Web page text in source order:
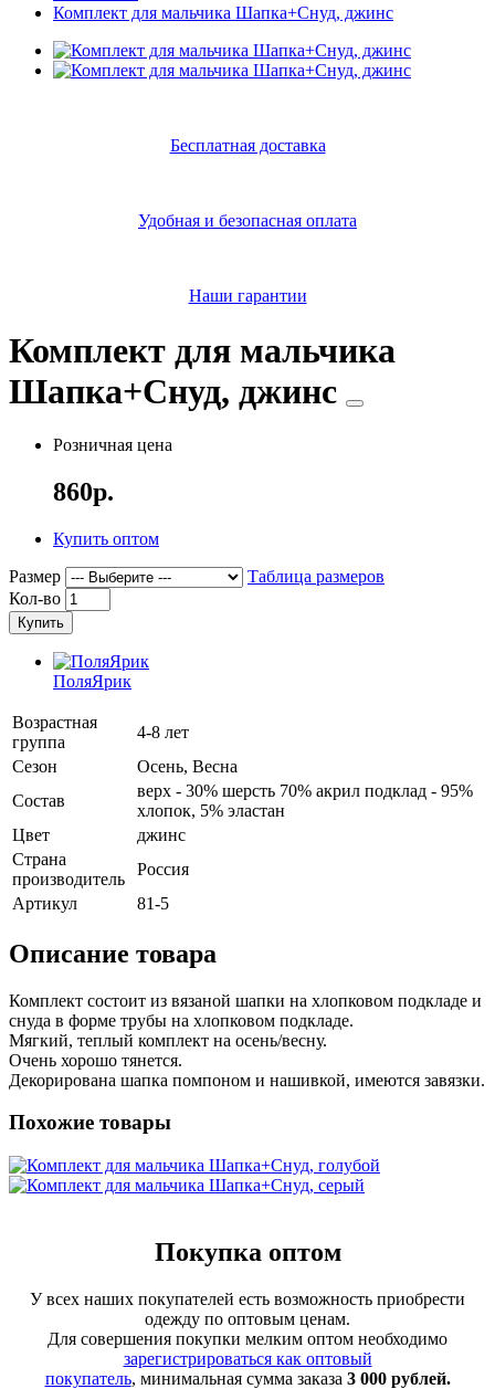
Комплект для мальчика Шапка+Снуд, джинс
Бесплатная доставка
Удобная и безопасная оплата
Наши гарантии
Комплект для мальчика
Шапка+Снуд, джинс
Розничная цена
860р.
Купить оптом
Размер
Таблица размеров
Кол-во
Купить
ПоляЯрик
Возрастная
группа
4-8 лет
Сезон
Осень, Весна
Состав
верх - 30% шерсть 70% акрил подклад - 95%
хлопок, 5% эластан
Цвет
джинс
Страна
производитель
Россия
Артикул
81-5
Описание товара
Комплект состоит из вязаной шапки на хлопковом подкладе и
снуда в форме трубы на хлопковом подкладе.
Мягкий, теплый комплект на осень/весну.
Очень хорошо тянется.
Декорирована шапка помпоном и нашивкой, имеются завязки.
Похожие товары
Покупка оптом
У всех наших покупателей есть возможность приобрести
одежду по оптовым ценам.
Для совершения покупки мелким оптом необходимо
зарегистрироваться как оптовый
покупатель, минимальная сумма заказа 3 000 рублей.